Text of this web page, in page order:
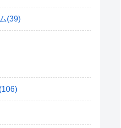
(39)